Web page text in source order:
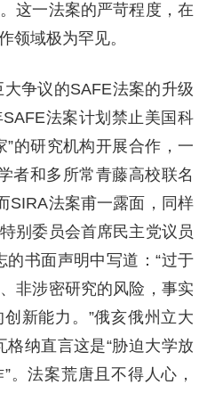
这一法案的严苛程度，在
领域极为罕见。
争议的SAFE法案的升级
法案计划禁止美国科
”的研究机构开展合作，一
者和多所常青藤高校联名
SIRA法案甫一露面，同样
别委员会首席民主党议员
的书面声明中写道：“过于
非涉密研究的风险，事实
新能力。”俄亥俄州立大
格纳直言这是“胁迫大学放
。法案荒唐且不得人心，